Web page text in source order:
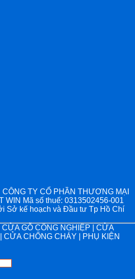
TY CỔ PHẦN THƯƠNG MẠI
WIN Mã số thuế: 0313502456-001
Sở kế hoạch và Đầu tư Tp Hồ Chí
GỖ CÔNG NGHIỆP | CỬA
CỬA CHỐNG CHÁY | PHỤ KIỆN